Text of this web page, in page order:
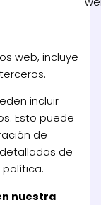
web, incluye
incluir
Esto puede
de
de
nuestra